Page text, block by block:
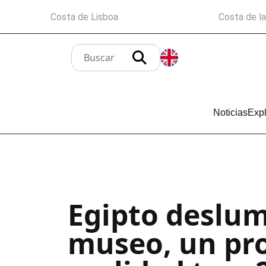
Noticias
Costa de Lisboa Costa de
Egipto
museo, un